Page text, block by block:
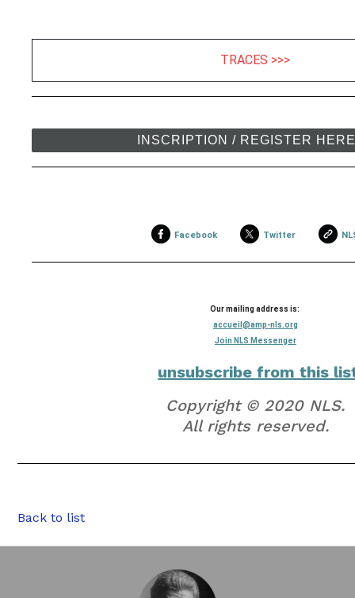
TRACES >>>
INSCRIPTION / REGISTER
Facebook Twitter
Our mailing address is:
accueil@amp-nls.org
Join NLS Messenger
unsubscribe from this
Copyright © 2020 NLS.
All rights reserved.
Back to list